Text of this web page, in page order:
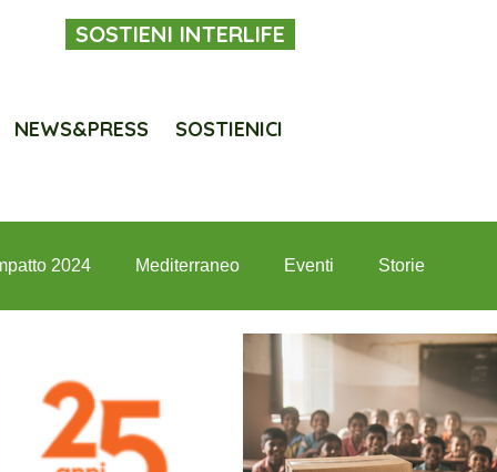
SOSTIENI INTERLIFE
NEWS&PRESS SOSTIENICI
2024 Mediterraneo Eventi Storie